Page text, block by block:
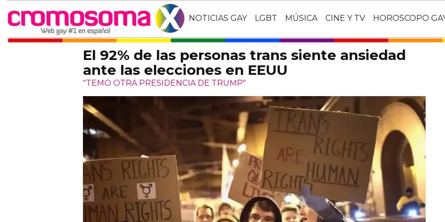
NOTICIAS GAY LGBT MÚSICA CINE Y TV HOROSCOPO
El 92% de las personas trans siente ansiedad
ante las elecciones en EEUU
"TEMO OTRA PRESIDENCIA DE TRUMP"